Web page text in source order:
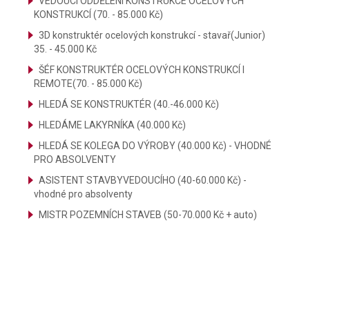
KONSTRUKCÍ (70. - 85.000 Kč)
3D konstruktér ocelových konstrukcí - stavař(Junior)
35. - 45.000 Kč
ŠÉF KONSTRUKTÉR OCELOVÝCH KONSTRUKCÍ I
REMOTE(70. - 85.000 Kč)
HLEDÁ SE KONSTRUKTÉR (40.-46.000 Kč)
HLEDÁME LAKYRNÍKA (40.000 Kč)
HLEDÁ SE KOLEGA DO VÝROBY (40.000 Kč) - VHODNÉ
PRO ABSOLVENTY
ASISTENT STAVBYVEDOUCÍHO (40-60.000 Kč) -
vhodné pro absolventy
MISTR POZEMNÍCH STAVEB (50-70.000 Kč + auto)